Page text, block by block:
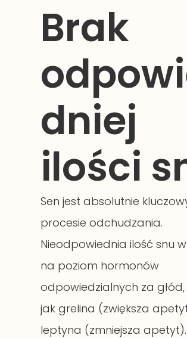
Brak
dniej
ilości
Sen jest absolutnie
procesie odchudzania.
Nieodpowiednia ilość snu
na poziom hormonów
odpowiedzialnych za
jak grelina (zwiększa
leptyna (zmniejsza